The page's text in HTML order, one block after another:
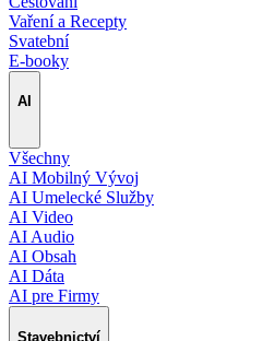
Vaření a Recepty
Svatební
E-booky
AI
Všechny
AI Mobilný Vývoj
AI Umelecké Služby
AI Video
AI Audio
AI Obsah
AI Dáta
AI pre Firmy
Stavebnictví